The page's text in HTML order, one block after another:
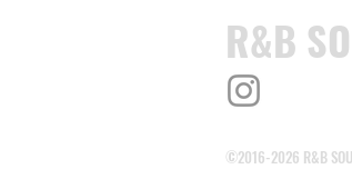
R&B
©2016-2026 R&B